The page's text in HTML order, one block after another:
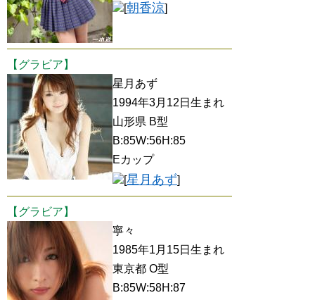
[朝香涼]
【グラビア】
星月あず
1994年3月12日生まれ
山形県 B型
B:85W:56H:85
Eカップ
[星月あず]
【グラビア】
寧々
1985年1月15日生まれ
東京都 O型
B:85W:58H:87